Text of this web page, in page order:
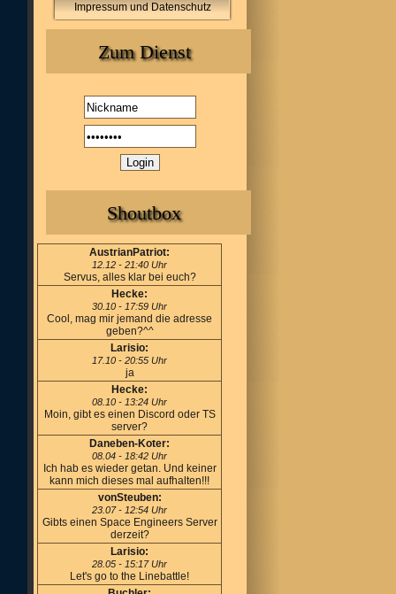
Impressum und Datenschutz
Zum Dienst
Shoutbox
AustrianPatriot:
12.12 - 21:40 Uhr
Servus, alles klar bei euch?
Hecke:
30.10 - 17:59 Uhr
Cool, mag mir jemand die adresse
geben?^^
Larisio:
17.10 - 20:55 Uhr
ja
Hecke:
08.10 - 13:24 Uhr
Moin, gibt es einen Discord oder TS
server?
Daneben-Koter:
08.04 - 18:42 Uhr
Ich hab es wieder getan. Und keiner
kann mich dieses mal aufhalten!!!
vonSteuben:
23.07 - 12:54 Uhr
Gibts einen Space Engineers Server
derzeit?
Larisio:
28.05 - 15:17 Uhr
Let's go to the Linebattle!